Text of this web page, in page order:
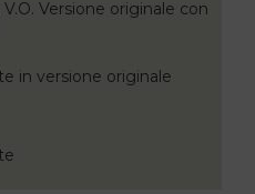
Versione originale con
in versione originale